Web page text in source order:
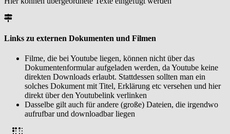
Links zu externen Dokumenten und Filmen
Filme, die bei Youtube liegen, können nicht über das
Dokumentenformular aufgeladen werden, da Youtube keine
direkten Downloads erlaubt. Stattdessen sollten man ein
solches Dokument mit Titel, Erklärung etc versehen und hier
direkt über den Youtubelink verlinken
Dasselbe gilt auch für andere (große) Dateien, die irgendwo
aufrufbar und downloadbar liegen